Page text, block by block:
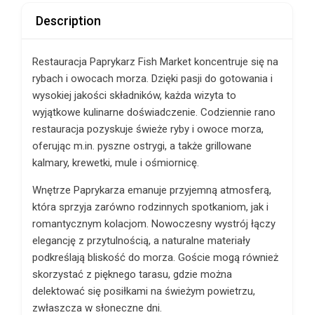
Description
Restauracja Paprykarz Fish Market koncentruje się na
rybach i owocach morza. Dzięki pasji do gotowania i
wysokiej jakości składników, każda wizyta to
wyjątkowe kulinarne doświadczenie. Codziennie rano
restauracja pozyskuje świeże ryby i owoce morza,
oferując m.in. pyszne ostrygi, a także grillowane
kalmary, krewetki, mule i ośmiornicę.
Wnętrze Paprykarza emanuje przyjemną atmosferą,
która sprzyja zarówno rodzinnych spotkaniom, jak i
romantycznym kolacjom. Nowoczesny wystrój łączy
elegancję z przytulnością, a naturalne materiały
podkreślają bliskość do morza. Goście mogą również
skorzystać z pięknego tarasu, gdzie można
delektować się posiłkami na świeżym powietrzu,
zwłaszcza w słoneczne dni.